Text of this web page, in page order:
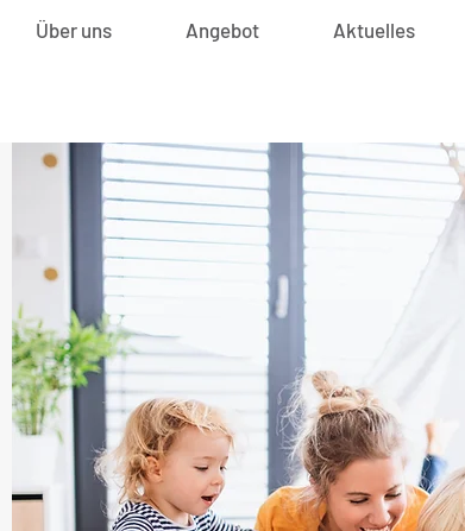
Über uns Angebot Aktuelles